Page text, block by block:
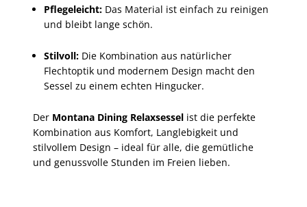
Pflegeleicht: Das Material ist einfach zu reinigen
und bleibt lange schön.
Stilvoll: Die Kombination aus natürlicher
Flechtoptik und modernem Design macht den
Sessel zu einem echten Hingucker.
Der Montana Dining Relaxsessel ist die perfekte
Kombination aus Komfort, Langlebigkeit und
stilvollem Design – ideal für alle, die gemütliche
und genussvolle Stunden im Freien lieben.